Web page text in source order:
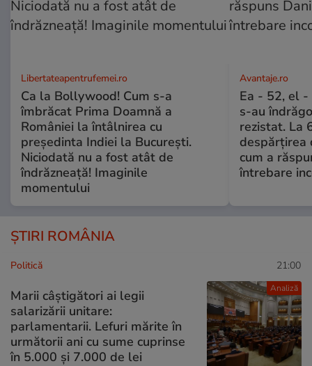
Libertateapentrufemei.ro
Ca la Bollywood! Cum s-a
îmbrăcat Prima Doamnă a
României la întâlnirea cu
președinta Indiei la București.
Niciodată nu a fost atât de
îndrăzneață! Imaginile
momentului
Avantaje.ro
Ea - 52, el -
s-au
rezistat. La
despărțirea
cum a
întrebare
ȘTIRI ROMÂNIA
Analiză
Politică 21:00
Marii câștigători ai legii
salarizării unitare:
parlamentarii. Lefuri mărite în
următorii ani cu sume cuprinse
în 5.000 și 7.000 de lei